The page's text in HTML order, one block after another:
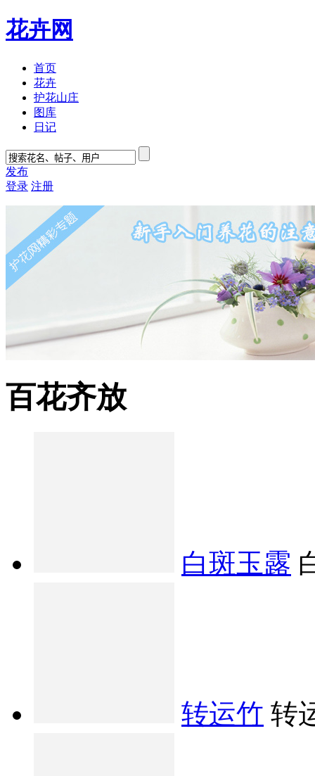
花卉网
首页
花卉
护花山庄
图库
日记
发布
登录 注册
百花齐放
白斑玉露
转运竹 转